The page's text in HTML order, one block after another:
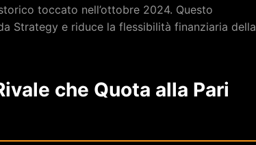
toccato nell’ottobre 2024. Questo
Strategy e riduce la flessibilità finanziaria della
che Quota alla Pari